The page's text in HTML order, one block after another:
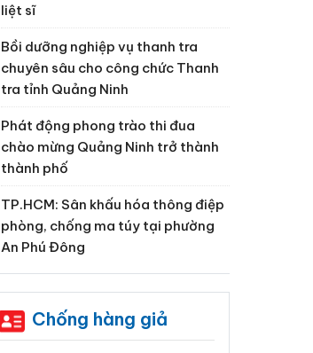
liệt sĩ
Bồi dưỡng nghiệp vụ thanh tra
chuyên sâu cho công chức Thanh
tra tỉnh Quảng Ninh
Phát động phong trào thi đua
chào mừng Quảng Ninh trở thành
thành phố
TP.HCM: Sân khấu hóa thông điệp
phòng, chống ma túy tại phường
An Phú Đông
Chống hàng giả